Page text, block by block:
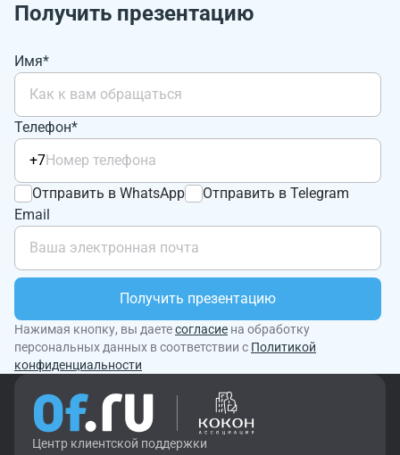
Получить презентацию
Имя*
Телефон*
+7
Отправить в WhatsApp
Отправить в Telegram
Email
Получить презентацию
Нажимая кнопку, вы даетесогласие на обработку
персональных данных в соответствии с Политикой
конфиденциальности
Центр клиентской поддержки